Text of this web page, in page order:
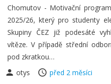
Chomutov - Motivační
2025/26, který pro studenty
Skupiny ČEZ již podesáté
vítěze. V případě střední
pod zkratkou…
otys
před 2 měsíci